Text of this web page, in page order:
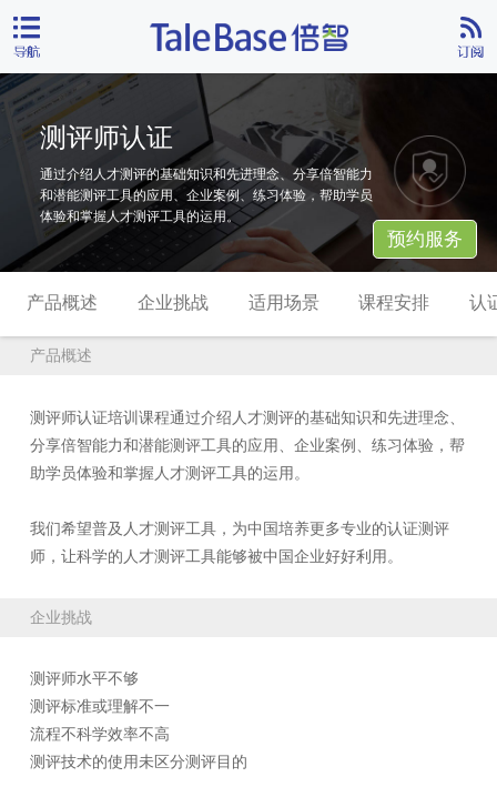
测评师认证
通过介绍人才测评的基础知识和先进理念、分享倍智能力
和潜能测评工具的应用、企业案例、练习体验，帮助学员
体验和掌握人才测评工具的运用。
预约服务
产品概述 企业挑战 适用场景 课程安排 认
产品概述
测评师认证培训课程通过介绍人才测评的基础知识和先进理念、
分享倍智能力和潜能测评工具的应用、企业案例、练习体验，帮
助学员体验和掌握人才测评工具的运用。
我们希望普及人才测评工具，为中国培养更多专业的认证测评
师，让科学的人才测评工具能够被中国企业好好利用。
企业挑战
测评师水平不够
测评标准或理解不一
流程不科学效率不高
测评技术的使用未区分测评目的